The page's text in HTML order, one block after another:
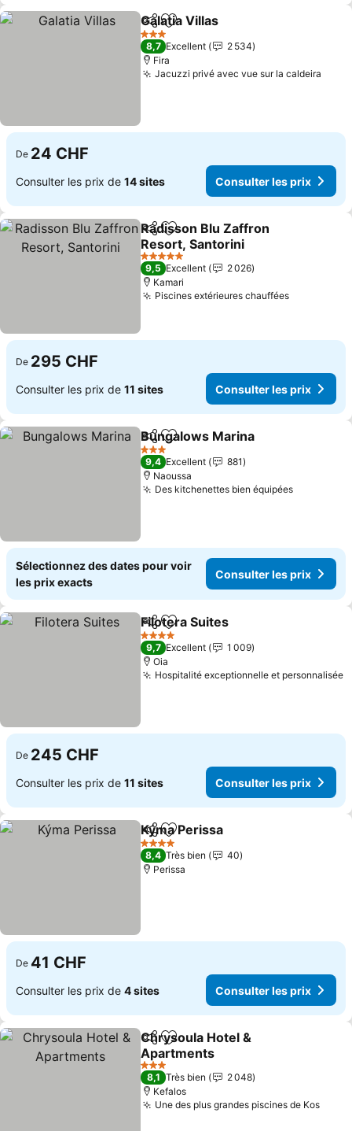
PartagerAjouter à mes favoris
Galatia Villas
3 Étoiles
8,7 Excellent
2 534
Fira
Jacuzzi privé avec vue sur la caldeira
De 24 CHF
Consulter les prix de 14 sites Consulter les prix
PartagerAjouter à mes favoris
Radisson Blu Zaffron
Resort, Santorini
Consulter les prix
5 Étoiles
9,5 Excellent
2 026
Kamari
Piscines extérieures chaufféesConsulter
De 295 CHF
Consulter les prix de 11 sites Consulter les prix
PartagerAjouter à mes favoris
Bungalows Marina
3 Étoiles
9,4 Excellent
881
Naoussa
Des kitchenettes bien équipées
Sélectionnez des dates pour voir
les prix exacts
Consulter les prix
PartagerAjouter à mes favoris
Filotera Suites
4 Étoiles
9,7 Excellent
1 009
Oia
Hospitalité exceptionnelle et personnalisée
De 245 CHF
Consulter les prix de 11 sites Consulter les prix
PartagerAjouter à mes favoris
Kýma Perissa
4 Étoiles
8,4 Très bien
40
Perissa
De 41 CHF
Consulter les prix de 4 sites Consulter les prix
PartagerAjouter à mes favoris
Chrysoula Hotel &
Apartments
Consulter les prix
3 Étoiles
8,1 Très bien
2 048
Kefalos
Une des plus grandes piscines de Kos